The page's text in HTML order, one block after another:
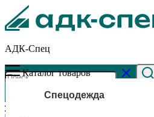
АДК-Спец
Каталог товаров
Спецодежда